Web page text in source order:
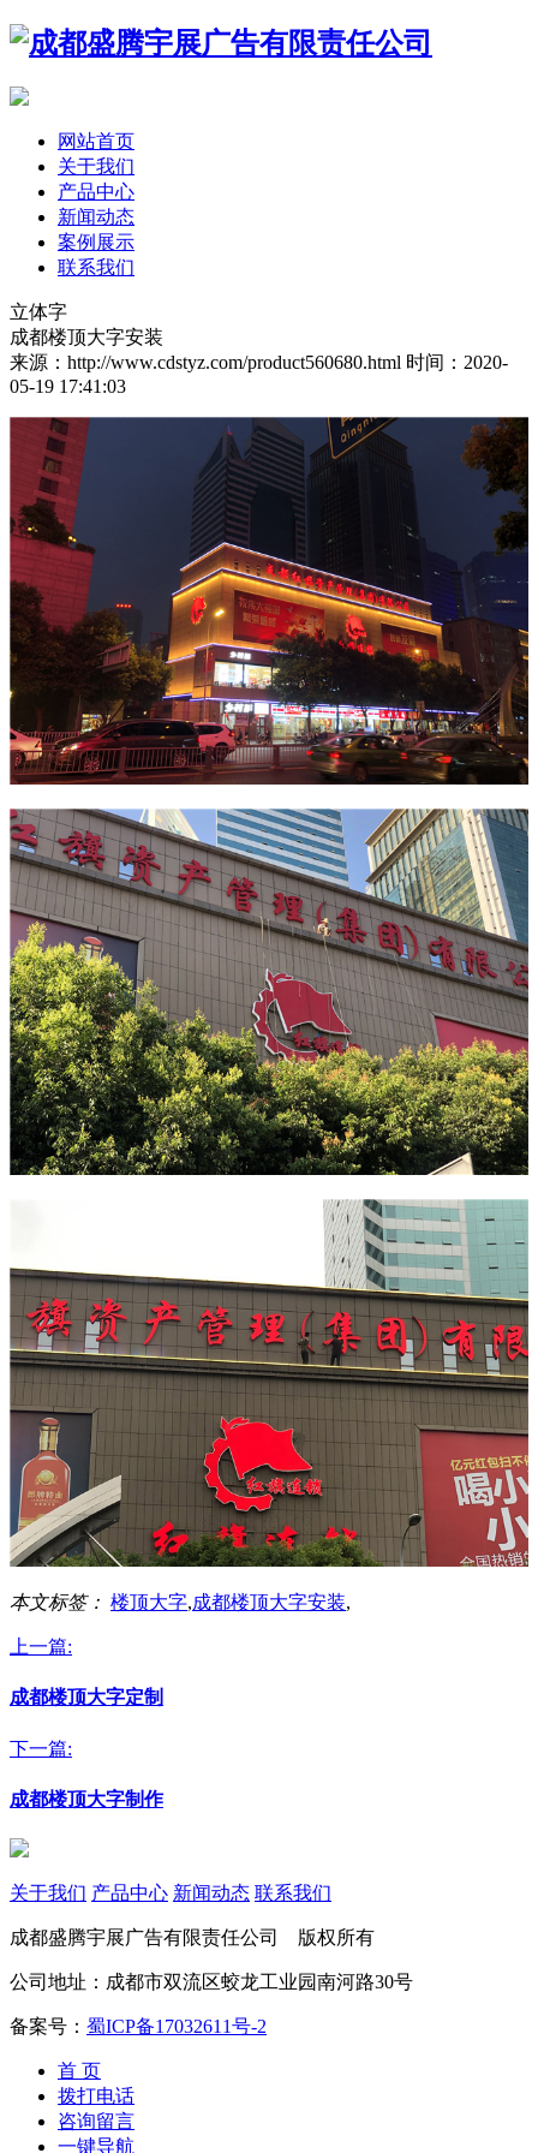
网站首页
关于我们
产品中心
新闻动态
案例展示
联系我们
立体字
成都楼顶大字安装
来源：http://www.cdstyz.com/product560680.html 时间：2020-
05-19 17:41:03
本文标签： 楼顶大字,成都楼顶大字安装,
上一篇:
成都楼顶大字定制
下一篇:
成都楼顶大字制作
关于我们 产品中心 新闻动态 联系我们
成都盛腾宇展广告有限责任公司 版权所有
公司地址：成都市双流区蛟龙工业园南河路30号
备案号： 蜀ICP备17032611号-2
首 页
拨打电话
咨询留言
一键导航